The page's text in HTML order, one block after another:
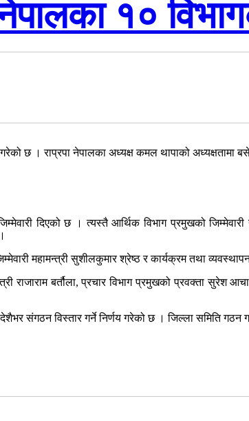
नेपालका १०
छ । राप्रपा नेपालका अध्यक्ष कमल थापाको
दिएको छ । त्यस्तै आर्थिक विभाग प्रमुखको
महामन्त्री सुशीलकुमार श्रेष्ठ र कार्यक्रम तथा
राजाराम बर्तौला, प्रचार विभाग प्रमुखको प्रवक्ता सुरेश
संगठन विस्तार गर्ने निर्णय गरेको छ । जिल्ला समिति गठन